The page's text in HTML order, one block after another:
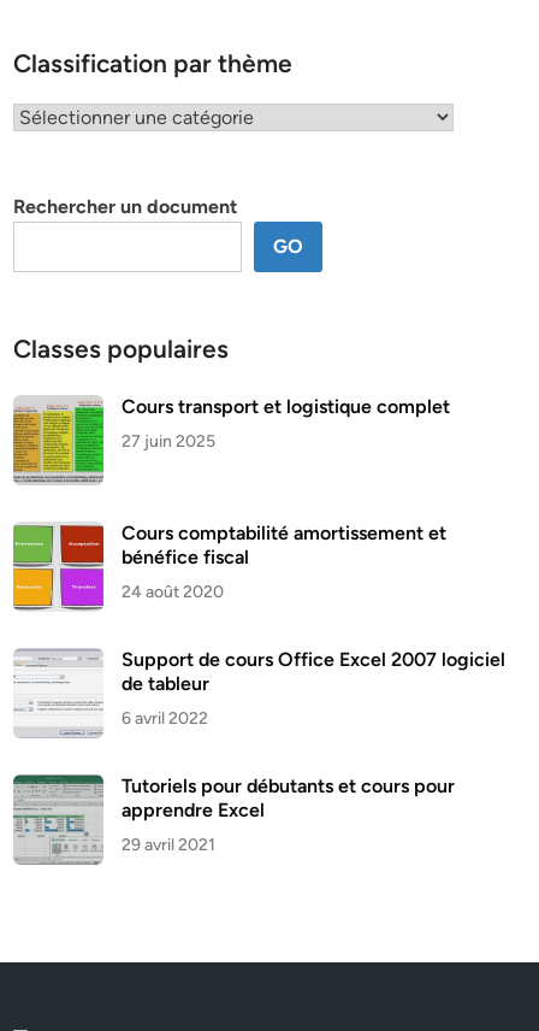
Classification par thème
Classification
Rechercher un document
GO
Classes populaires
Cours transport et logistique complet
27 juin 2025
Cours comptabilité amortissement et
bénéfice fiscal
24 août 2020
Support de cours Office Excel 2007 logiciel
de tableur
6 avril 2022
Tutoriels pour débutants et cours pour
apprendre Excel
29 avril 2021